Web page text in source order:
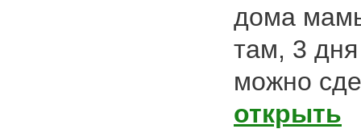
дома
там, 3
можно
открыть